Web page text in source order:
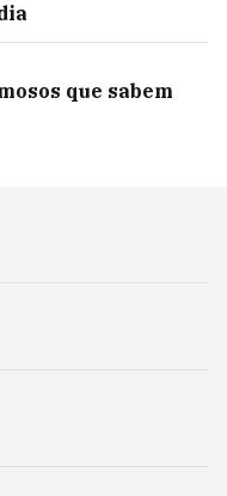
que sabem